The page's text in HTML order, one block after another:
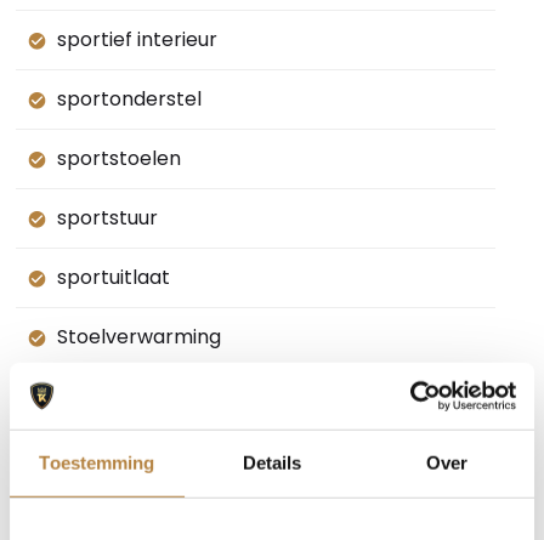
Toestemming Details Over
sportief interieur
sportonderstel
sportstoelen
sportstuur
sportuitlaat
Stoelverwarming
stuurbekrachtiging snelheidsafhankelijk
stuurwiel verwarmd